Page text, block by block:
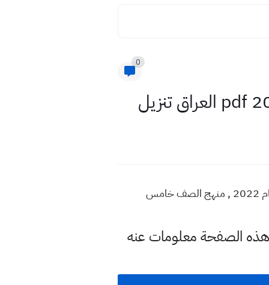
0
تحميل كتاب القران الكريم صف الخامس ابتدائي 2023 , مشاهدة كتاب التربية الاسلامية والقران الكريم للعام 2022 , منهج الصف خامس
الصفحة معلومات عنه